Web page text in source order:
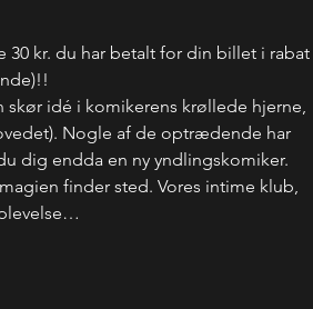
30 kr. du har betalt for din billet i rabat
skør idé i komikerens krøllede hjerne,
Nogle af de optrædende har
dig endda en ny yndlingskomiker.
finder sted. Vores intime klub,